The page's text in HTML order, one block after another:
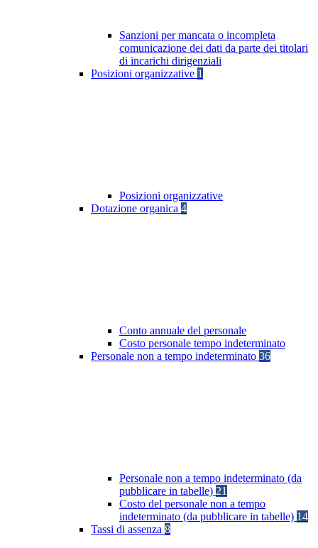
Sanzioni per mancata o incompleta
comunicazione dei dati da parte dei titolari
di incarichi dirigenziali
Posizioni organizzative 1
Posizioni organizzative
Dotazione organica 4
Conto annuale del personale
Costo personale tempo indeterminato
Personale non a tempo indeterminato 36
Personale non a tempo indeterminato (da
pubblicare in tabelle) 21
Costo del personale non a tempo
indeterminato (da pubblicare in tabelle) 14
Tassi di assenza 8